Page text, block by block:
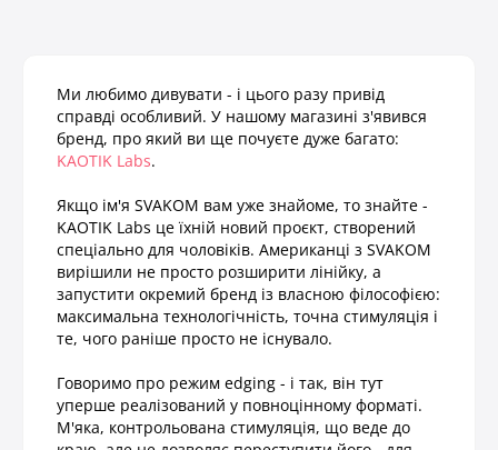
Ми любимо дивувати - і цього разу привід
справді особливий. У нашому магазині з'явився
бренд, про який ви ще почуєте дуже багато:
KAOTIK Labs.
Якщо ім'я SVAKOM вам уже знайоме, то знайте -
KAOTIK Labs це їхній новий проєкт, створений
спеціально для чоловіків. Американці з SVAKOM
вирішили не просто розширити лінійку, а
запустити окремий бренд із власною філософією:
максимальна технологічність, точна стимуляція і
те, чого раніше просто не існувало.
Говоримо про режим edging - і так, він тут
уперше реалізований у повноцінному форматі.
М'яка, контрольована стимуляція, що веде до